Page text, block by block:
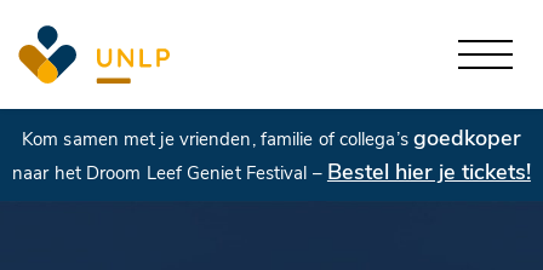
Kom samen met je vrienden, familie of collega’s goedkoper
naar het Droom Leef Geniet Festival – Bestel hier je tickets!